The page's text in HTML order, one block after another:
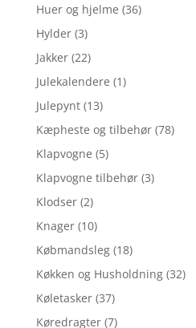
Huer og hjelme (36)
Hylder (3)
Jakker (22)
Julekalendere (1)
Julepynt (13)
Kæpheste og tilbehør (78)
Klapvogne (5)
Klapvogne tilbehør (3)
Klodser (2)
Knager (10)
Købmandsleg (18)
Køkken og Husholdning (32)
Køletasker (37)
Køredragter (7)